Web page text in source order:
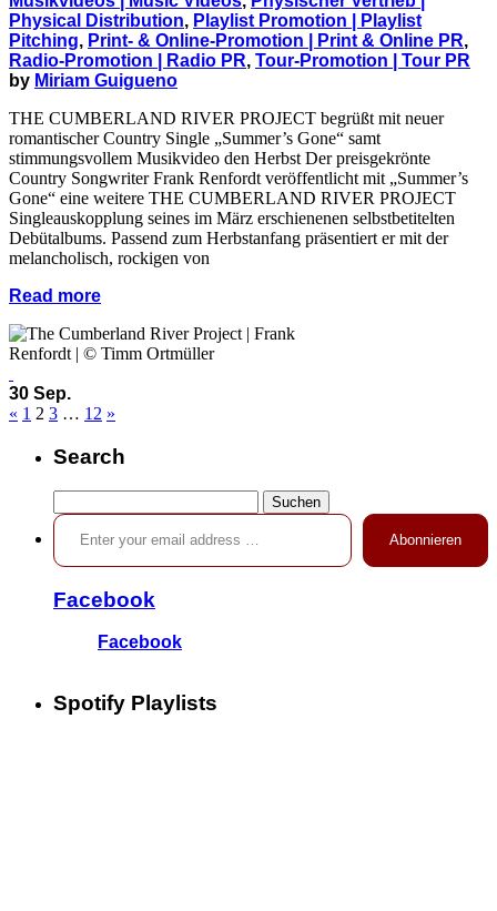
Physical Distribution, Playlist Promotion | Playlist
Pitching, Print- & Online-Promotion | Print & Online PR,
Radio-Promotion | Radio PR, Tour-Promotion | Tour PR
by Miriam Guigueno
THE CUMBERLAND RIVER PROJECT begrüßt mit neuer
romantischer Country Single „Summer’s Gone“ samt
stimmungsvollem Musikvideo den Herbst Der preisgekrönte
Country Songwriter Frank Renfordt veröffentlicht mit „Summer’s
Gone“ eine weitere THE CUMBERLAND RIVER PROJECT
Singleauskopplung seines im März erschienenen selbstbetitelten
Debütalbums. Passend zum Herbstanfang präsentiert er mit der
melancholisch, rockigen von
Read more
30 Sep.
« 1 2 3 … 12 »
Search
nach:
Enter your email address …
Abonnieren
Facebook
Facebook
Spotify Playlists